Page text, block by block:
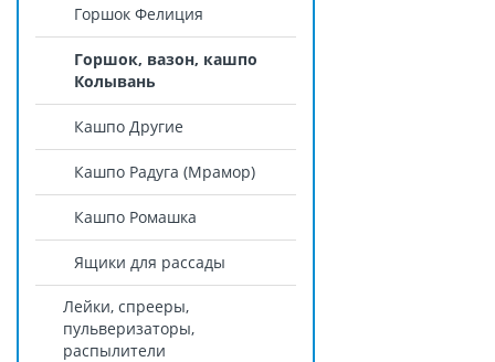
Горшок Фелиция
Горшок, вазон, кашпо
Колывань
Кашпо Другие
Кашпо Радуга (Мрамор)
Кашпо Ромашка
Ящики для рассады
Лейки, спрееры,
пульверизаторы,
распылители